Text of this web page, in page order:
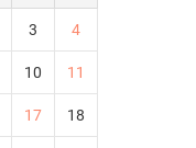
3 4
10 11
17 18